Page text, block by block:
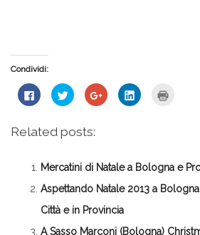
Condividi:
Fai
clic
su
Facebook
in
una
finestra)
Fai
clic
condividere
su
apre
in
nuova
finestra)
Fai
clic
apre
in
nuova
finestra)
Fai
clic
apre
in
nuova
finestra)
nuova
Related posts:
Mercatini di Natale a Bologna e
Aspettando Natale 2013 a
Città e in Provincia
A Sasso Marconi (Bologna)